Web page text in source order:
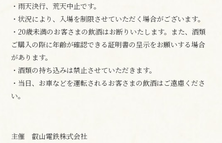
・雨天決行、荒天中止です。
・状況により、入場を制限させていただく場合がございます。
・20歳未満のお客さまの飲酒はお断りいたします。また、酒類
ご購入の際に年齢が確認できる証明書の呈示をお願いする場合
があります。
・酒類の持ち込みは禁止させていただきます。
・当日、お車などを運転されるお客さまの飲酒はご遠慮くださ
い。
主催 叡山電鉄株式会社